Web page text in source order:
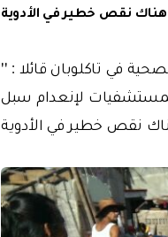
هناك نقص خطير في الأدوية
في تاكلوبان قائلا : ''
لإنعدام سبل
نقص خطير في الأدوية